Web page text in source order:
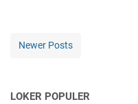
Newer Posts
LOKER POPULER